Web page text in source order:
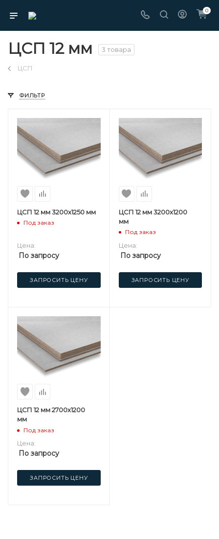
0
ЦСП 12 мм 3 товара
ЦСП
ФИЛЬТР
ЦСП 12 мм 3200х1250 мм
Под заказ
Цена:
По запросу
ЗАПРОСИТЬ ЦЕНУ
ЦСП 12 мм 3200х1200
мм
Под заказ
Цена:
По запросу
ЗАПРОСИТЬ ЦЕНУ
ЦСП 12 мм 2700х1200
мм
Под заказ
Цена:
По запросу
ЗАПРОСИТЬ ЦЕНУ